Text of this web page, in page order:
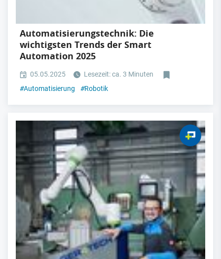
Automatisierungstechnik: Die
wichtigsten Trends der Smart
Automation 2025
05.05.2025
Lesezeit: ca. 3 Minuten
#Automatisierung #Robotik